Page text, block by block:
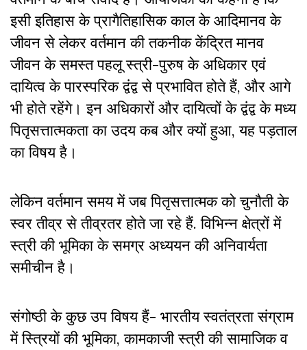
इसी इतिहास के प्रागैतिहासिक काल के आदिमानव के
जीवन से लेकर वर्तमान की तकनीक केंद्रित मानव
जीवन के समस्त पहलू स्त्री-पुरुष के अधिकार एवं
दायित्व के पारस्परिक द्वंद्व से प्रभावित होते हैं, और आगे
भी होते रहेंगे। इन अधिकारों और दायित्वों के द्वंद्व के मध्य
पितृसत्तात्मकता का उदय कब और क्यों हुआ, यह पड़ताल
का विषय है।
लेकिन वर्तमान समय में जब पितृसत्तात्मक को चुनौती के
स्वर तीव्र से तीव्रतर होते जा रहे हैं. विभिन्न क्षेत्रों में
स्त्री की भूमिका के समग्र अध्ययन की अनिवार्यता
समीचीन है।
संगोष्ठी के कुछ उप विषय हैं- भारतीय स्वतंत्रता संग्राम
में स्त्रियों की भूमिका, कामकाजी स्त्री की सामाजिक व